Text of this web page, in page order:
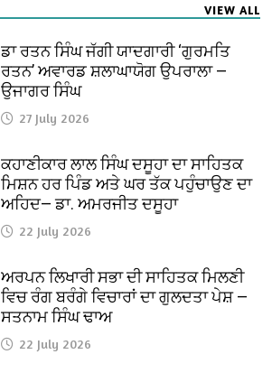
VIEW ALL
ਡਾ ਰਤਨ ਸਿੰਘ ਜੱਗੀ ਯਾਦਗਾਰੀ ‘ਗੁਰਮਤਿ
ਰਤਨ’ ਅਵਾਰਡ ਸ਼ਲਾਘਾਯੋਗ ਉਪਰਾਲਾ —
ਉਜਾਗਰ ਸਿੰਘ
27 July 2026
ਕਹਾਣੀਕਾਰ ਲਾਲ ਸਿੰਘ ਦਸੂਹਾ ਦਾ ਸਾਹਿਤਕ
ਮਿਸ਼ਨ ਹਰ ਪਿੰਡ ਅਤੇ ਘਰ ਤੱਕ ਪਹੁੰਚਾਉਣ ਦਾ
ਅਹਿਦ— ਡਾ. ਅਮਰਜੀਤ ਦਸੂਹਾ
22 July 2026
ਅਰਪਨ ਲਿਖਾਰੀ ਸਭਾ ਦੀ ਸਾਹਿਤਕ ਮਿਲਣੀ
ਵਿਚ ਰੰਗ ਬਰੰਗੇ ਵਿਚਾਰਾਂ ਦਾ ਗੁਲਦਤਾ ਪੇਸ਼ —
ਸਤਨਾਮ ਸਿੰਘ ਢਾਅ
22 July 2026